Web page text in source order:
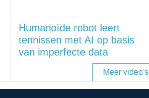
Humanoïde robot leert
tennissen met AI op basis
van imperfecte data
Meer video's